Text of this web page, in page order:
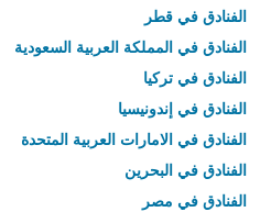
الفنادق في قطر
الفنادق في المملكة العربية السعودية
الفنادق في تركيا
الفنادق في إندونيسيا
الفنادق في الامارات العربية المتحدة
الفنادق في البحرين
الفنادق في مصر